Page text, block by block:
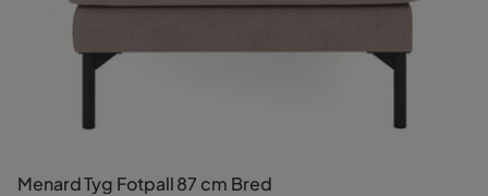
Menard Tyg Fotpall 87 cm Bred